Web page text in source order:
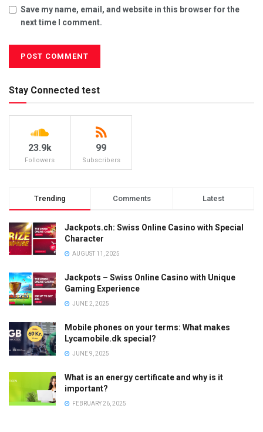
Save my name, email, and website in this browser for the
next time I comment.
Stay Connected test
23.9k
Followers
99
Subscribers
Trending Comments Latest
Jackpots.ch: Swiss Online Casino with Special
Character
AUGUST 11, 2025
Jackpots – Swiss Online Casino with Unique
Gaming Experience
JUNE 2, 2025
Mobile phones on your terms: What makes
Lycamobile.dk special?
JUNE 9, 2025
What is an energy certificate and why is it
important?
FEBRUARY 26, 2025